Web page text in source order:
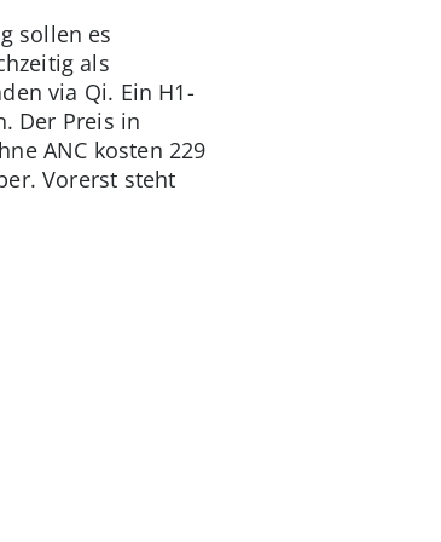
sollen es
als
via Qi. Ein H1-
Der Preis in
ANC kosten 229
Vorerst steht